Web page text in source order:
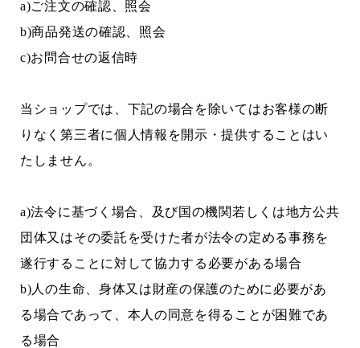
a)ご注文の確認、照会
b)商品発送の確認、照会
c)お問合せの返信時
当ショップでは、下記の場合を除いてはお客様の断
りなく第三者に個人情報を開示・提供することはい
たしません。
a)法令に基づく場合、及び国の機関若しくは地方公共
団体又はその委託を受けた者が法令の定める事務を
遂行することに対して協力する必要がある場合
b)人の生命、身体又は財産の保護のために必要があ
る場合であって、本人の同意を得ることが困難であ
る場合